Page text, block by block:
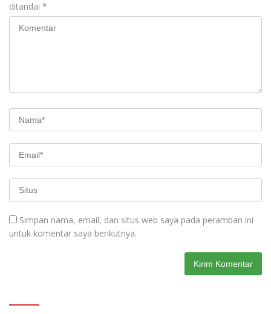
ditandai *
Simpan nama, email, dan situs web saya pada peramban ini
untuk komentar saya berikutnya.